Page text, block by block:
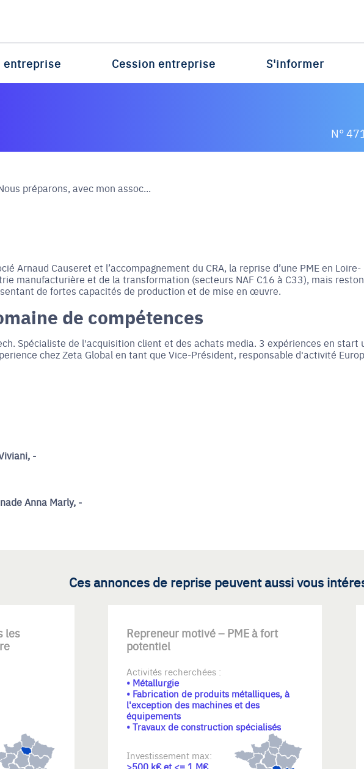
entreprise Cession entreprise S'informer
N°
préparons, avec mon assoc...
Arnaud Causeret et l’accompagnement du CRA, la reprise d’une PME en Loire-
manufacturière et de la transformation (secteurs NAF C16 à C33), mais
de fortes capacités de production et de mise en œuvre.
de compétences
Spécialiste de l'acquisition client et des achats media. 3 expériences en start
chez Zeta Global en tant que Vice-Président, responsable d'activité
-
Anna Marly, -
Ces annonces de reprise peuvent aussi vous
les
Repreneur motivé – PME à fort
potentiel
Activités recherchées :
• Métallurgie
• Fabrication de produits métalliques, à
l'exception des machines et des
équipements
• Travaux de construction spécialisés
Investissement max:
>500 k€ et <= 1 M€